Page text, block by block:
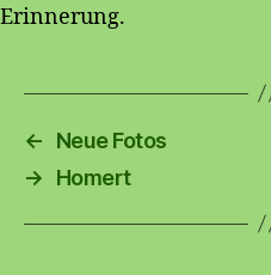
Erinnerung.
←
Neue Fotos
→
Homert